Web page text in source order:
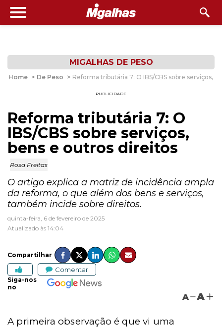
MIGALHAS DE PESO
Home > De Peso > Reforma tributária 7: O IBS/CBS sobre serviços,
PUBLICIDADE
Reforma tributária 7: O
IBS/CBS sobre serviços,
bens e outros direitos
Rosa Freitas
O artigo explica a matriz de incidência ampla
da reforma, o que além dos bens e serviços,
também incide sobre direitos.
quinta-feira, 6 de fevereiro de 2025
Atualizado às 14:04
Compartilhar
Comentar
Siga-nos
no
A A
A primeira observação é que vi uma